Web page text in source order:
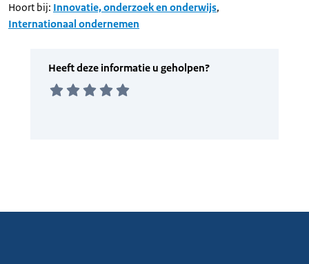
Hoort bij: Innovatie, onderzoek en onderwijs,
Internationaal ondernemen